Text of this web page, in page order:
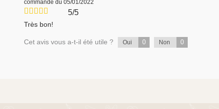
commande du 05/01/2022
5/5
Très bon!
Cet avis vous a-t-il été utile ? Oui 0 Non 0